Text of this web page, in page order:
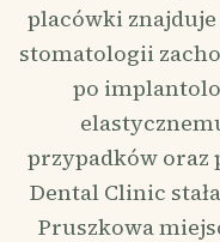
placówki znajduje
stomatologii
po
przypadków oraz
Dental Clinic
Pruszkowa